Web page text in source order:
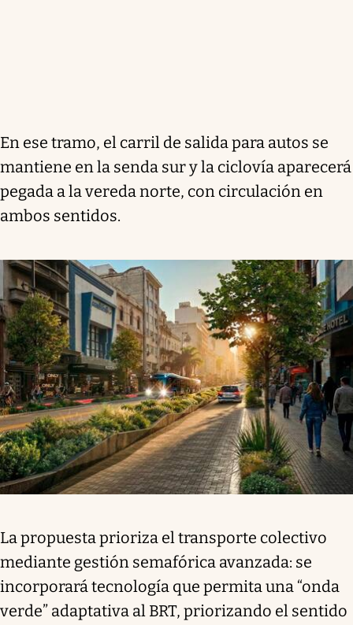
En ese tramo, el carril de salida para autos se
mantiene en la senda sur y la ciclovía aparecerá
pegada a la vereda norte, con circulación en
ambos sentidos.
La propuesta prioriza el transporte colectivo
mediante gestión semafórica avanzada: se
incorporará tecnología que permita una “onda
verde” adaptativa al BRT, priorizando el sentido